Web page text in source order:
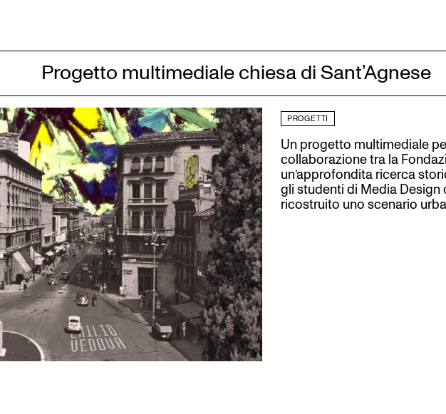
Progetto multimediale chiesa di Sant’Agnese
PROGETTI
Un progetto multimediale
collaborazione tra la
un’approfondita ricerca
gli studenti di Media Design
ricostruito uno scenario